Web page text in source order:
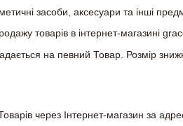
засоби, аксесуари та інші
товарів в інтернет-магазині
на певний Товар. Розмір
через Інтернет-магазин за